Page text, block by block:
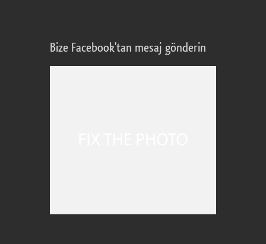
Bize Facebook'tan mesaj gönderin